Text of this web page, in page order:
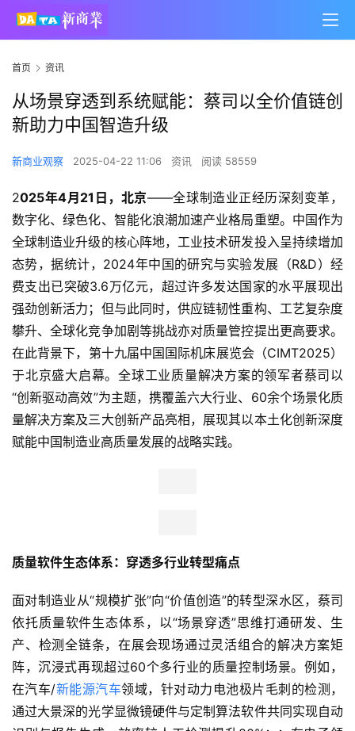
首页 资讯
从场景穿透到系统赋能：蔡司以全价值链创
新助力中国智造升级
新商业观察 2025-04-22 11:06 资讯 阅读 58559
2025年4月 21 日，北京——全球制造业正经历深刻变革，
数字化、绿色化、智能化浪潮加速产业格局重塑。中国作为
全球制造业升级的核心阵地，工业技术研发投入呈持续增加
态势，据统计，2024年中国的研究与实验发展（R&D）经
费支出已突破3.6万亿元，超过许多发达国家的水平展现出
强劲创新活力；但与此同时，供应链韧性重构、工艺复杂度
攀升、全球化竞争加剧等挑战亦对质量管控提出更高要求。
在此背景下，第十九届中国国际机床展览会（CIMT2025）
于北京盛大启幕。全球工业质量解决方案的领军者蔡司以
“创新驱动高效”为主题，携覆盖六大行业、60余个场景化质
量解决方案及三大创新产品亮相，展现其以本土化创新深度
赋能中国制造业高质量发展的战略实践。
质量软件生态体系：穿透多行业转型痛点
面对制造业从“规模扩张”向“价值创造”的转型深水区，蔡司
依托质量软件生态体系，以“场景穿透”思维打通研发、生
产、检测全链条，在展会现场通过灵活组合的解决方案矩
阵，沉浸式再现超过60个多行业的质量控制场景。例如，
在汽车/新能源汽车领域，针对动力电池极片毛刺的检测，
通过大景深的光学显微镜硬件与定制算法软件共同实现自动